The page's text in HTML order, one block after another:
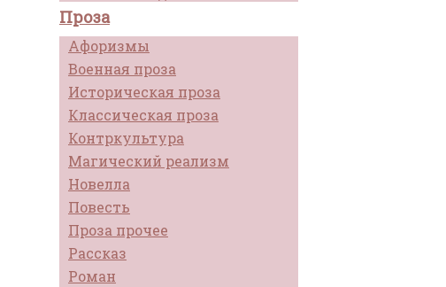
Проза
Афоризмы
Военная проза
Историческая проза
Классическая проза
Контркультура
Магический реализм
Новелла
Повесть
Проза прочее
Рассказ
Роман